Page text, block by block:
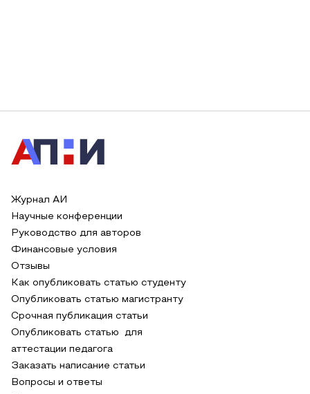
Журнал АИ
Научные конференции
Руководство для авторов
Финансовые условия
Отзывы
Как опубликовать статью студенту
Опубликовать статью магистранту
Срочная публикация статьи
Опубликовать статью для
аттестации педагога
Заказать написание статьи
Вопросы и ответы